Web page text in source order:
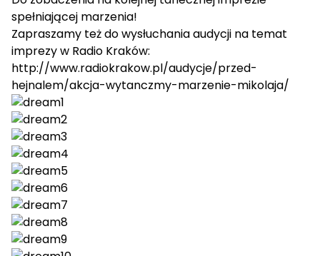
spełniającej marzenia!
Zapraszamy też do wysłuchania audycji na temat
imprezy w Radio Kraków:
http://www.radiokrakow.pl/audycje/przed-
hejnalem/akcja-wytanczmy-marzenie-mikolaja/